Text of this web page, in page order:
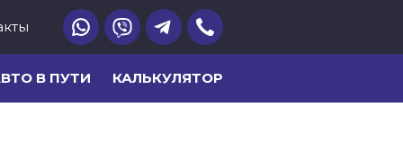
В ПУТИ КАЛЬКУЛЯТОР